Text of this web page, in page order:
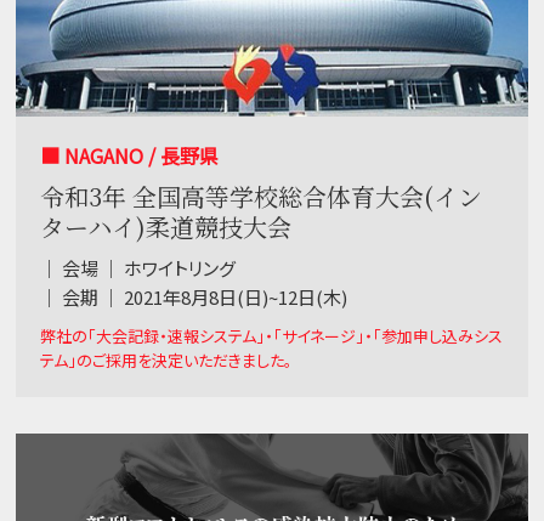
■ NAGANO / 長野県
令和3年 全国高等学校総合体育大会(イン
ターハイ)柔道競技大会
｜ 会場 ｜ ホワイトリング
｜ 会期 ｜ 2021年8月8日(日)~12日(木)
弊社の「大会記録・速報システム」・「サイネージ」・「参加申し込みシス
テム」のご採用を決定いただきました。